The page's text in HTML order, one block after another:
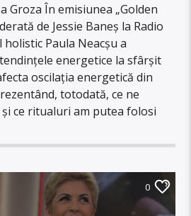
Groza În emisiunea „Golden
de Jessie Baneș la Radio
Paula Neacșu a
energetice la sfârșit
oscilația energetică din
totodată, ce ne
ce ritualuri am putea folosi
0